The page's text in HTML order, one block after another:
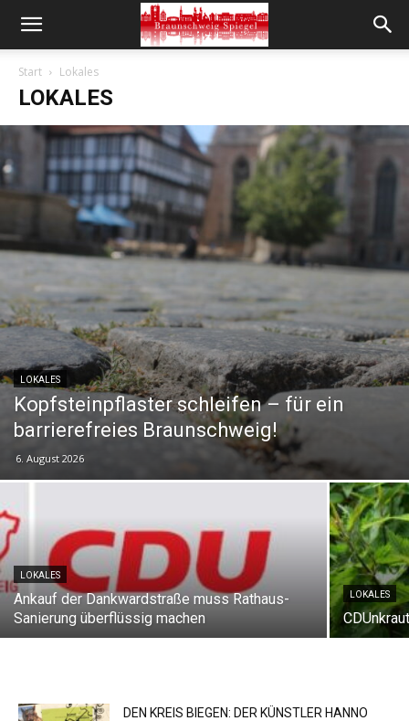
Start Lokales
LOKALES
LOKALES
Kopfsteinpflaster schleifen – für ein
barrierefreies Braunschweig!
6. August 2026
LOKALES
Ankauf der Dankwardstraße muss Rathaus-
Sanierung überflüssig machen
LOKALES
DEN KREIS BIEGEN: DER KÜNSTLER HANNO